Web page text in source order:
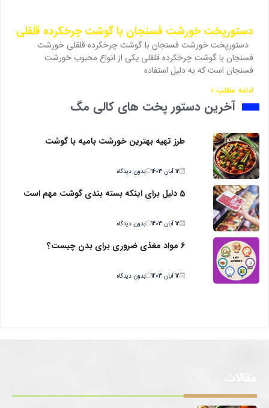
دستورپخت خورشت فسنجان با گوشت چرخکرده قلقلی
دستورپخت خورشت فسنجان با گوشت چرخکرده قلقلی خورشت
فسنجان با گوشت چرخکرده قلقلی یکی از انواع محبوب خورشت
فسنجان است که به دلیل استفاده
ادامه مطلب »
آخرین دستور پخت های کالی مگ
طرز تهیه بهترین خورشت بامیه با گوشت
12 آبان 1403 بدون دیدگاه
5 دلیل برای اینکه بسته بندی گوشت مهم است
12 آبان 1403 بدون دیدگاه
6 مواد مغذی ضروری برای بدن چیست؟
12 آبان 1403 بدون دیدگاه